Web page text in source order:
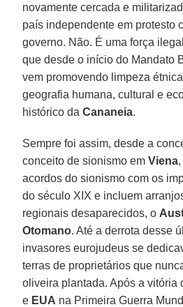
novamente cercada e
país independente em protesto
governo. Não. É uma força
que desde o início do Mandato
vem promovendo limpeza
geografia humana, cultural e
histórico daCananeia.
Sempre foi assim, desde a
conceito de sionismo emViena
acordos do sionismo com os
do século XIX e incluem
regionais desaparecidos, o
Otomano. Até a derrota desse
invasores eurojudeus se
terras de proprietários que
oliveira plantada. Após a vitória
e EUA na Primeira Guerra